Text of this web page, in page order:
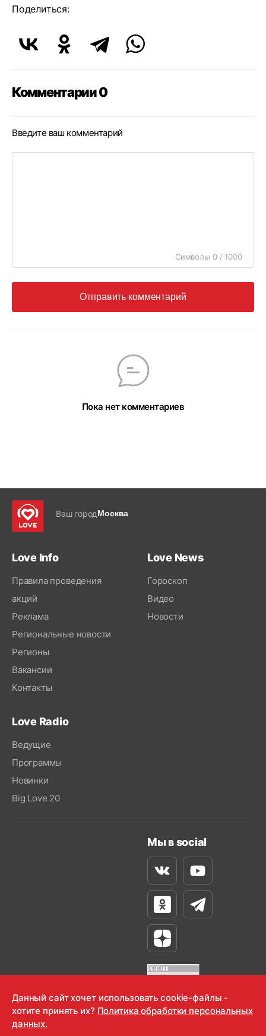
Поделиться:
Комментарии 0
Введите ваш комментарий
Символы 0 / 1000
Отправить комментарий
Пока нет комментариев
Ваш городМосква
Love Info
Правила проведения
акций
Реклама
Региональные новости
Регионы
Вакансии
Контакты
Love News
Гороскоп
Видео
Новости
Love Radio
Ведущие
Программы
Новинки
Big Love 20
Мы в social
ВконтактеYoutube
Одноклассники
Телеграм
Яндекс Дзен
OOO "Радио-Любовь" 2000-2026
Данный сайт хочет использовать cookie-файлы -
хотите принять их? Политика обработки персональных
данных.